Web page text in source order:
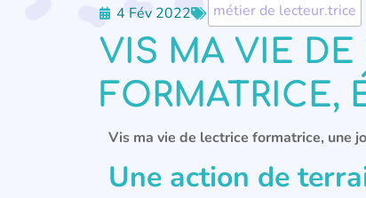
4 Fév 2022 métier de lecteur.trice
VIS MA VIE DE
FORMATRICE,
Vis ma vie de lectrice formatrice, une
Une action de